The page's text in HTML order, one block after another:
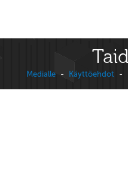
Medialle - Käyttöehdot -